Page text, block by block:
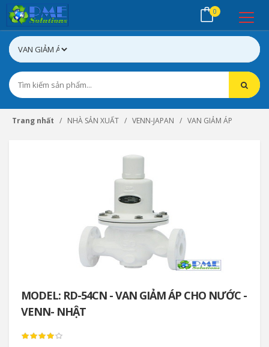
0
Trang nhất NHÀ SẢN XUẤT VENN-JAPAN VAN GIẢM ÁP
MODEL: RD-54CN - VAN GIẢM ÁP CHO NƯỚC -
VENN- NHẬT